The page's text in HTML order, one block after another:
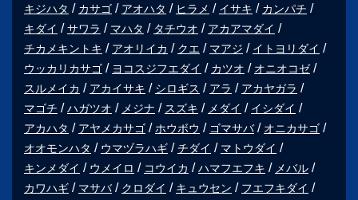
キジハタ カサゴ アオハタ ヒラメ イサキ
カンパチ
キダイ
サワラ マハタ タチウオ
アカアマダイ
チカメキントキ
アオリイカ クエ マアジ
イトヨリダイ
ウッカリカサゴ
ヨコスジフエダイ カツオ
オニオコゼ
スルメイカ
アカイサキ シロギス アラ
アカヤガラ
マゴチ
ハガツオ メジナ スズキ メダイ
イシダイ
アカハタ
アヤメカサゴ ホウボウ ゴマサバ
オニカサゴ
オオモンハタ
ウマヅラハギ チダイ
マトウダイ
キンメダイ
ウメイロ コウイカ ハマフエフキ
メバル
カワハギ
マサバ クロダイ キュウセン
フエフキダイ